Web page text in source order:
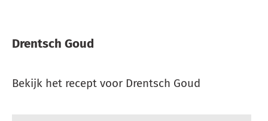
Drentsch Goud
Bekijk het recept voor Drentsch Goud